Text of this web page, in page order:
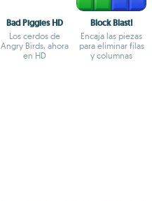
Bad Piggies HD
Los cerdos de
Angry Birds, ahora
en HD
Block Blast!
Encaja las piezas
para eliminar filas
y columnas